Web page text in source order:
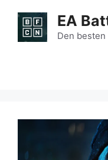
Inhalt
springen
EA
Den